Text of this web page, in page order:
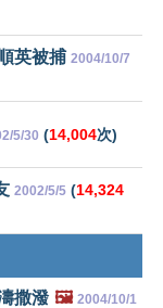
英被捕 2004/10/7
5/30 (14,004次)
2002/5/5 (14,324
撒潑 🖼️ 2004/10/1